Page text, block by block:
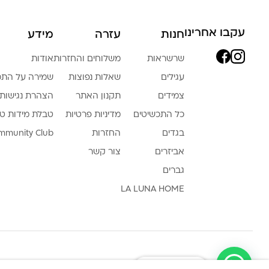
עקבו אחרינוחנות
שרשראות
עגילים
צמידים
כל התכשיטים
בגדים
אביזרים
גברים
LA LUNA HOME
עזרה
משלוחים והחזרות
שאלות נפוצות
תקנון האתר
מדיניות פרטיות
החזרות
צור קשר
מידע
אודות
שמירה על
הצהרת נגישות
טבלת מידות
Club